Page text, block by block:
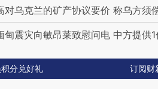
对乌克兰的矿产协议要价 称乌方须
甸震灾向敏昂莱致慰问电 中方提供
分兑好礼 订阅财